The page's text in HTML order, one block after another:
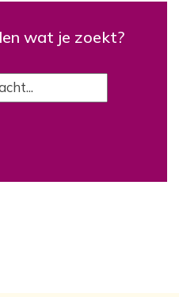
wat je zoekt?